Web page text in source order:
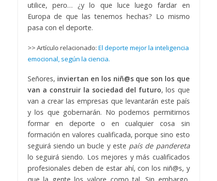
utilice, pero… ¿y lo que luce luego fardar en
Europa de que las tenemos hechas? Lo mismo
pasa con el deporte.
>> Artículo relacionado: El deporte mejor la inteligencia
emocional, según la ciencia.
Señores, inviertan en los niñ@s que son los que
van a construir la sociedad del futuro, los que
van a crear las empresas que levantarán este país
y los que gobernarán. No podemos permitirnos
formar en deporte o en cualquier cosa sin
formación en valores cualificada, porque sino esto
seguirá siendo un bucle y este país de pandereta
lo seguirá siendo. Los mejores y más cualificados
profesionales deben de estar ahí, con los niñ@s, y